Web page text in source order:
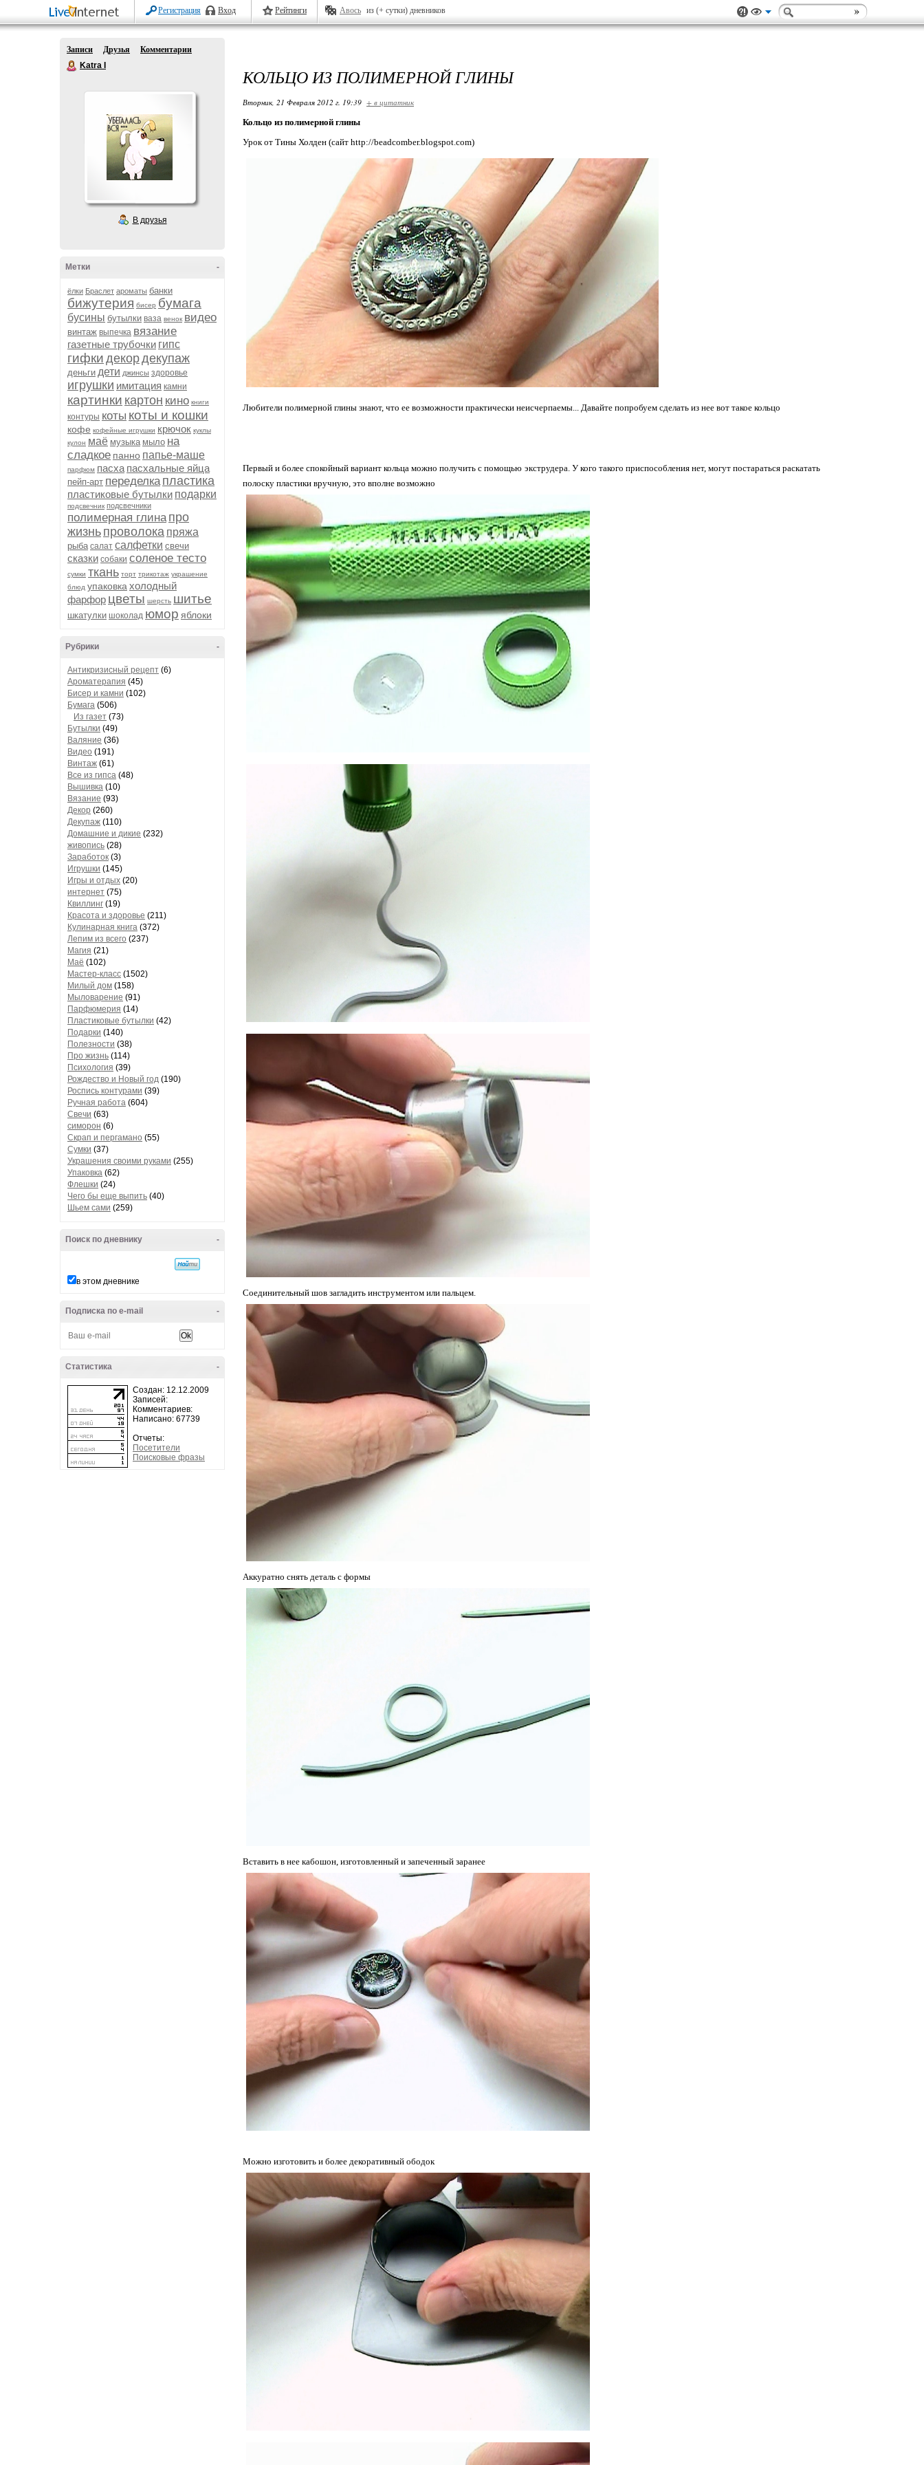
Регистрация Вход Рейтинги Авось из (+ сутки) дневников
Записи Друзья
Комментарии
Katra I
В друзья
-
Метки
ёлки Браслет ароматы банки
бижутерия бисер бумага
бусины бутылки ваза венок видео
винтаж выпечка вязание
газетные трубочки гипс
гифки декордекупаж
деньги дети джинсы здоровье
игрушки имитация камни
картинки картон кино книги
контуры коты коты и кошки
кофе кофейные игрушки крючок куклы
кулон маё музыка мыло на
сладкое панно папье-маше
парфюм пасха пасхальные яйца
пейп-арт переделка пластика
пластиковые бутылки подарки
подсвечник подсвечники
полимерная глина про
жизнь проволока пряжа
рыба салат салфетки свечи
сказки собаки соленое тесто
сумки ткань торт трикотаж украшение
блюд упаковка холодный
фарфор цветы шерсть шитье
шкатулки шоколад юмор яблоки
-
Рубрики
Антикризисный рецепт (6)
Ароматерапия (45)
Бисер и камни (102)
Бумага (506)
Из газет (73)
Бутылки (49)
Валяние (36)
Видео (191)
Винтаж (61)
Все из гипса (48)
Вышивка (10)
Вязание (93)
Декор (260)
Декупаж (110)
Домашние и дикие (232)
живопись (28)
Заработок (3)
Игрушки (145)
Игры и отдых (20)
интернет (75)
Квиллинг (19)
Красота и здоровье (211)
Кулинарная книга (372)
Лепим из всего (237)
Магия (21)
Маё (102)
Мастер-класс (1502)
Милый дом (158)
Мыловарение (91)
Парфюмерия (14)
Пластиковые бутылки (42)
Подарки (140)
Полезности (38)
Про жизнь (114)
Психология (39)
Рождество и Новый год (190)
Роспись контурами (39)
Ручная работа (604)
Свечи (63)
симорон (6)
Скрап и пергамано (55)
Сумки (37)
Украшения своими руками (255)
Упаковка (62)
Флешки (24)
Чего бы еще выпить (40)
Шьем сами (259)
-
Поиск по дневнику
в этом дневнике
-
Подписка по e-mail
-
Статистика
Создан: 12.12.2009
Записей:
Комментариев:
Написано: 67739
Отчеты:
Посетители
Поисковые фразы
КОЛЬЦО ИЗ ПОЛИМЕРНОЙ ГЛИНЫ
Вторник, 21 Февраля 2012 г. 19:39 + в цитатник
Кольцо из полимерной глины
Урок от Тины Холден (сайт http://beadcomber.blogspot.com)
Любители полимерной глины знают, что ее возможности практически неисчерпаемы... Давайте попробуем сделать из нее вот такое кольцо
Первый и более спокойный вариант кольца можно получить с помощью экструдера. У кого такого приспособления нет, могут постараться раскатать
полоску пластики вручную, это вполне возможно
Соединительный шов загладить инструментом или пальцем.
Аккуратно снять деталь с формы
Вставить в нее кабошон, изготовленный и запеченный заранее
Можно изготовить и более декоративный ободок